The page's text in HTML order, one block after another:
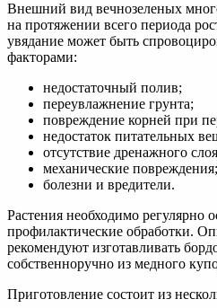
Внешний вид вечнозеленых
на протяжении всего периода
увядание может быть
факторами:
недостаточный полив;
переувлажнение грунта;
повреждение корней при
недостаток питательных
отсутствие дренажного
механические повреждения;
болезни и вредители.
Растения необходимо регулярно
профилактические обработки.
рекомендуют изготавливать
собственноручно из медного
Приготовление состоит из